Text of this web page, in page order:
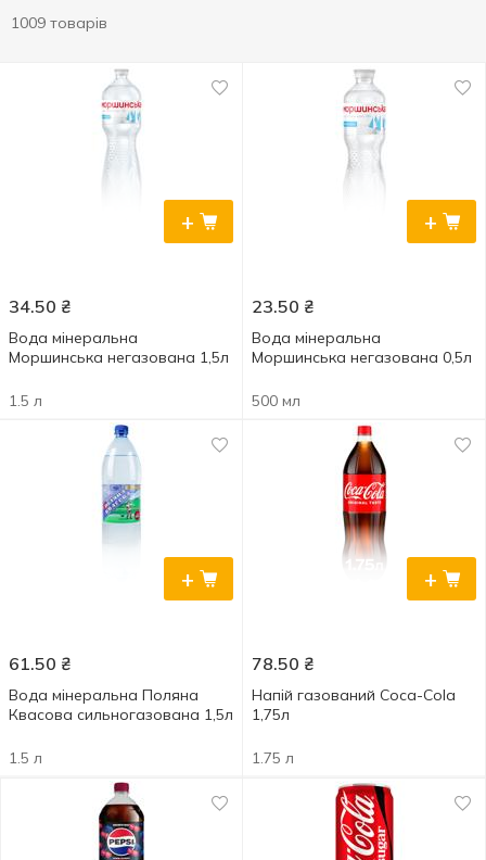
1009 товарів
+
34.50 ₴
Вода мінеральна
Моршинська негазована 1,5л
1.5 л
+
23.50 ₴
Вода мінеральна
Моршинська негазована 0,5л
500 мл
+
61.50 ₴
Вода мінеральна Поляна
Квасова сильногазована 1,5л
1.5 л
+
78.50 ₴
Напій газований Coca-Cola
1,75л
1.75 л